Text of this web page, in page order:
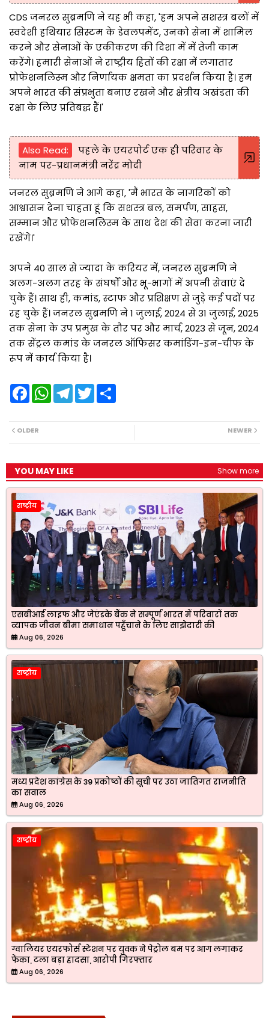
CDS जनरल सुब्रमणि ने यह भी कहा, 'हम अपने सशस्त्र बलों में
स्वदेशी हथियार सिस्टम के डेवलपमेंट, उनको सेना में शामिल
करने और सेनाओं के एकीकरण की दिशा में में तेजी काम
करेंगे। हमारी सेनाओं ने राष्ट्रीय हितों की रक्षा में लगातार
प्रोफेशनलिस्म और निर्णायक क्षमता का प्रदर्शन किया है। हम
अपने भारत की संप्रभुता बनाए रखने और क्षेत्रीय अखंडता की
रक्षा के लिए प्रतिबद्ध हैं।'
Also Read:
पहले के एयरपोर्ट एक ही परिवार के
नाम पर-प्रधानमंत्री नरेंद्र मोदी
जनरल सुब्रमणि ने आगे कहा, 'मैं भारत के नागरिकों को
आश्वासन देना चाहता हूं कि सशस्त्र बल, समर्पण, साहस,
सम्मान और प्रोफेशनलिस्म के साथ देश की सेवा करना जारी
रखेंगे।'
अपने 40 साल से ज्यादा के करियर में, जनरल सुब्रमणि ने
अलग-अलग तरह के संघर्षों और भू-भागों में अपनी सेवाएं दे
चुके हैं। साथ ही, कमांड, स्टाफ और प्रशिक्षण से जुड़े कई पदों पर
रह चुके हैं। जनरल सुब्रमणि ने 1 जुलाई, 2024 से 31 जुलाई, 2025
तक सेना के उप प्रमुख के तौर पर और मार्च, 2023 से जून, 2024
तक सेंट्रल कमांड के जनरल ऑफिसर कमांडिंग-इन-चीफ के
रूप में कार्य किया है।
F
a
b
o
W
T
e
T
w
NEWER
OLDER
YOU MAY LIKE Show more
राष्ट्रीय
एसबीआई लाइफ और जेएंडके बैंक ने सम्पूर्ण भारत में परिवारों तक
व्यापक जीवन बीमा समाधान पहुँचाने के लिए साझेदारी की
Aug 06, 2026
राष्ट्रीय
मध्य प्रदेश कांग्रेस के 39 प्रकोष्ठों की सूची पर उठा जातिगत राजनीति
का सवाल
Aug 06, 2026
राष्ट्रीय
ग्वालियर एयरफोर्स स्टेशन पर युवक ने पेट्रोल बम पर आग लगाकर
फेंका, टला बड़ा हादसा, आरोपी गिरफ्तार
Aug 06, 2026